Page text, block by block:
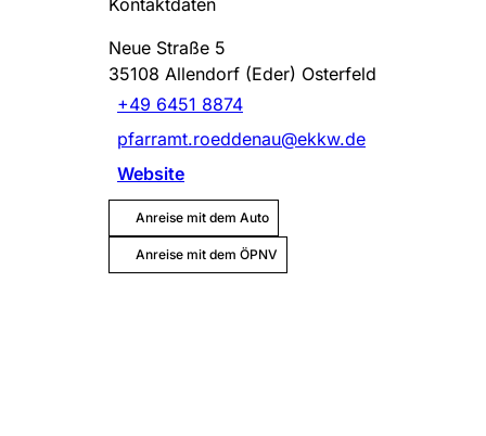
Neue Straße 5
35108 Allendorf (Eder) Osterfeld
+49 6451 8874
pfarramt.roeddenau@ekkw.de
Website
Anreise mit dem Auto
Anreise mit dem ÖPNV